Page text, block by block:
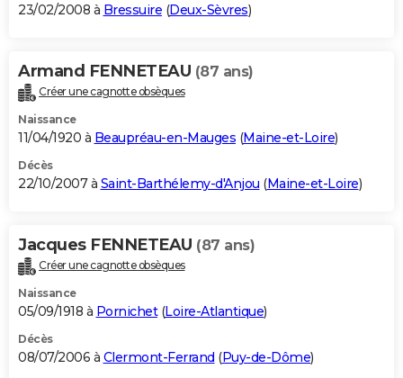
23/02/2008 à Bressuire (Deux-Sèvres)
Armand FENNETEAU (87 ans)
Créer une cagnotte obsèques
Naissance
11/04/1920 à Beaupréau-en-Mauges (Maine-et-Loire)
Décès
22/10/2007 à Saint-Barthélemy-d'Anjou (Maine-et-Loire)
Jacques FENNETEAU (87 ans)
Créer une cagnotte obsèques
Naissance
05/09/1918 à Pornichet(Loire-Atlantique)
Décès
08/07/2006 à Clermont-Ferrand (Puy-de-Dôme)